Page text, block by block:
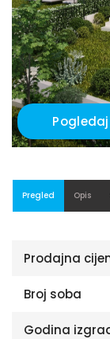
Pregled Opis
Prodajna
Broj soba
Godina